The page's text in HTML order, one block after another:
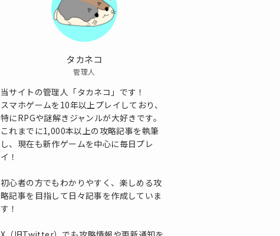
タカネコ
管理人
当サイトの管理人「タカネコ」です！
スマホゲームを10年以上プレイしており、
特にRPGや謎解きジャンルが大好きです。
これまでに1,000本以上の攻略記事を執筆
し、現在も新作ゲームを中心に毎日プレ
イ！
初心者の方でもわかりやすく、楽しめる攻
略記事を目指して日々記事を作成していま
す！